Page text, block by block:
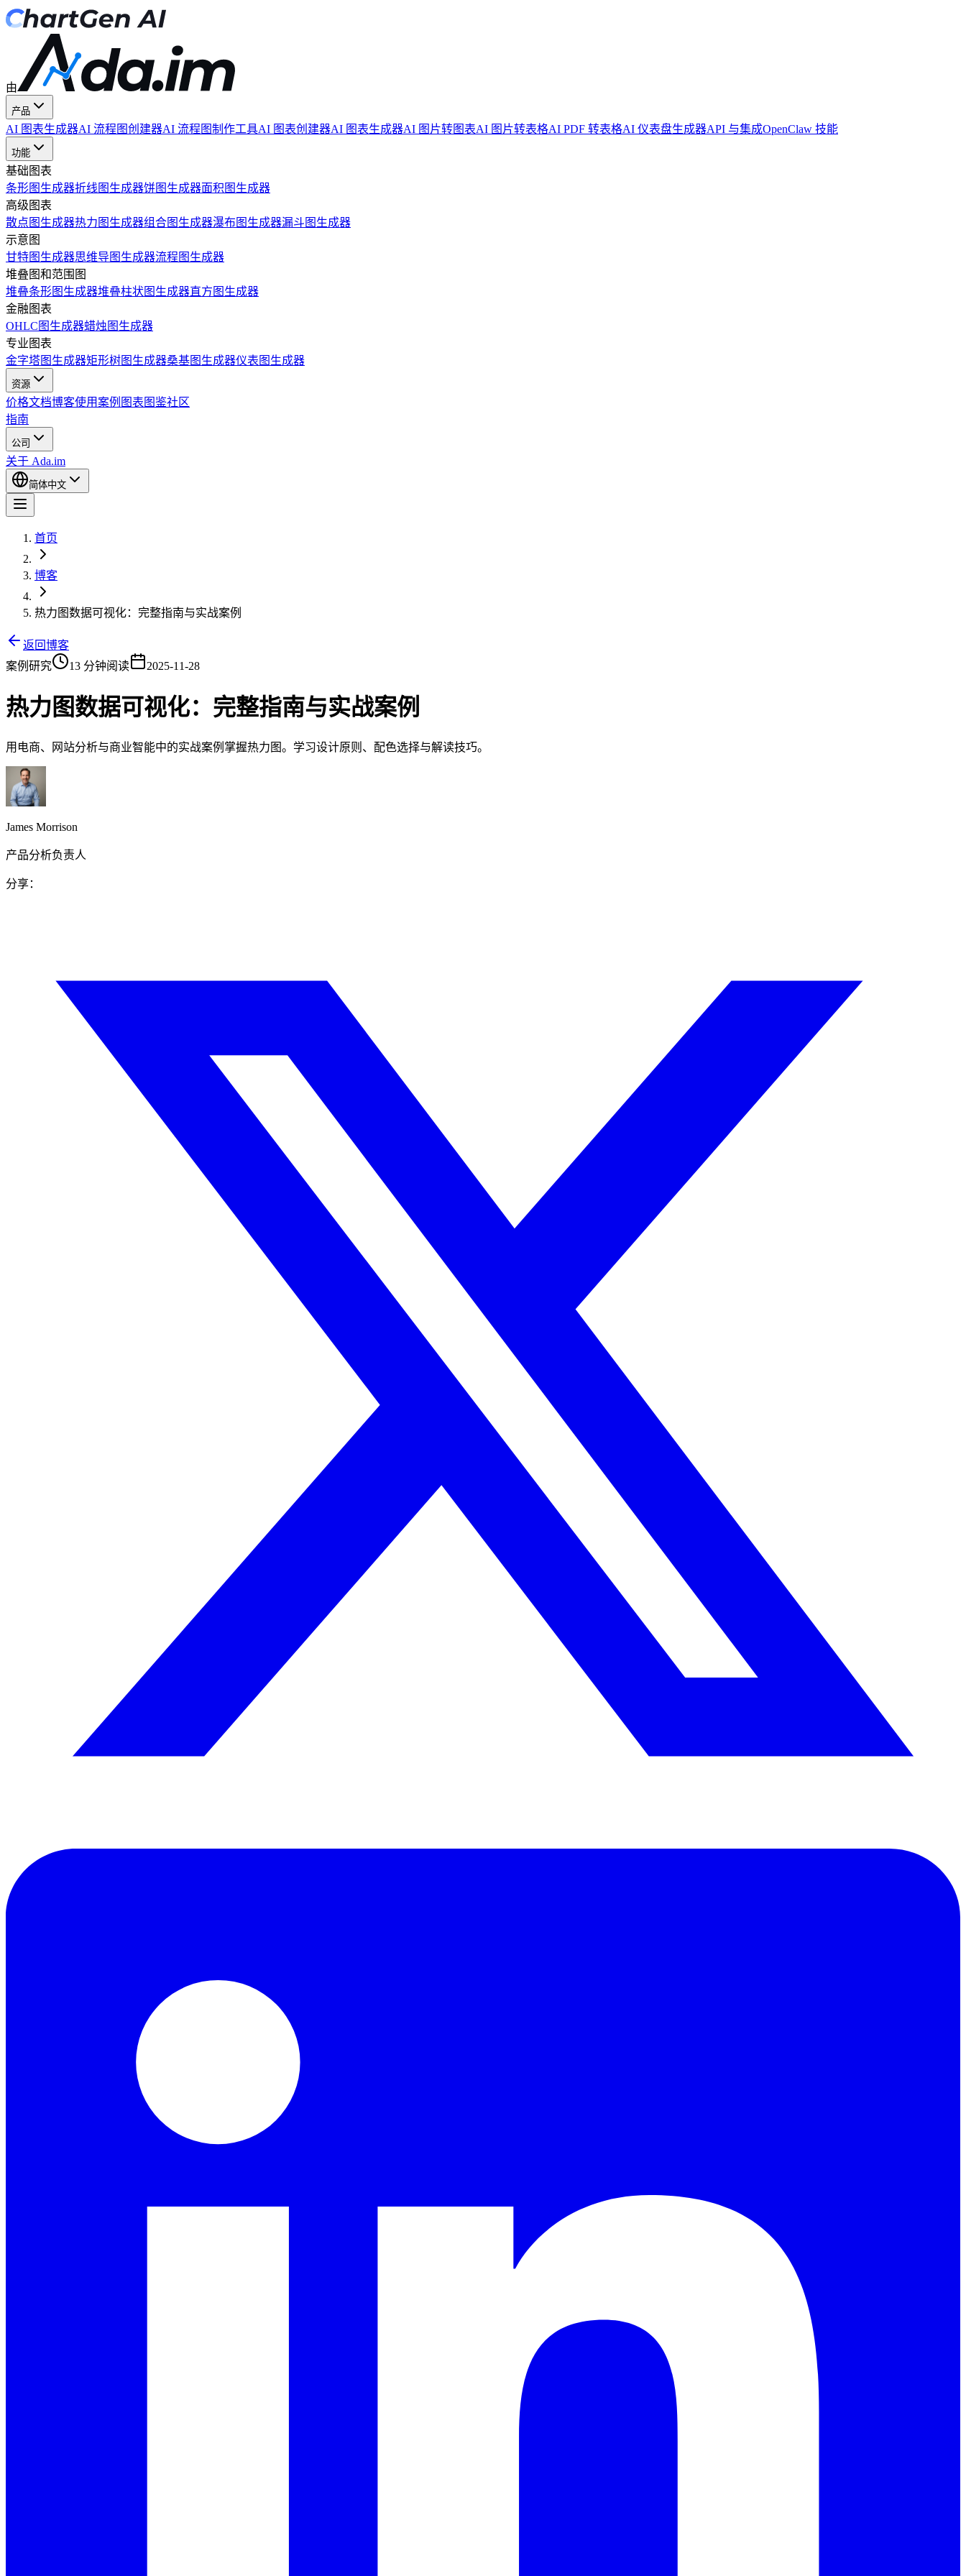
由
产品
AI 图表生成器AI 流程图创建器AI 流程图制作工具AI 图表创建器AI 图表生成器AI 图片转图表AI 图片转表格AI PDF 转表格AI 仪表盘生成器API 与集成OpenClaw 技能
功能
基础图表
条形图生成器折线图生成器饼图生成器面积图生成器
高级图表
散点图生成器热力图生成器组合图生成器瀑布图生成器漏斗图生成器
示意图
甘特图生成器思维导图生成器流程图生成器
堆叠图和范围图
堆叠条形图生成器堆叠柱状图生成器直方图生成器
金融图表
OHLC图生成器蜡烛图生成器
专业图表
金字塔图生成器矩形树图生成器桑基图生成器仪表图生成器
资源
价格文档博客使用案例 图表图鉴社区
指南
公司
关于 Ada.im
简体中文
首页
博客
热力图数据可视化：完整指南与实战案例
返回博客
案例研究
13 分钟阅读 2025-11-28
热力图数据可视化：完整指南与实战案例
用电商、网站分析与商业智能中的实战案例掌握热力图。学习设计原则、配色选择与解读技巧。
James Morrison
产品分析负责人
分享：